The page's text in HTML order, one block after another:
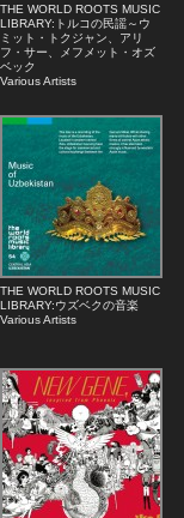
THE WORLD ROOTS MUSIC
LIBRARY:トルコの民謡～ウ
ミット・トクジャン、アリ
フ・サー、メフメット・オズ
ベック
Various Artists
THE WORLD ROOTS MUSIC
LIBRARY:ウズベクの音楽
Various Artists